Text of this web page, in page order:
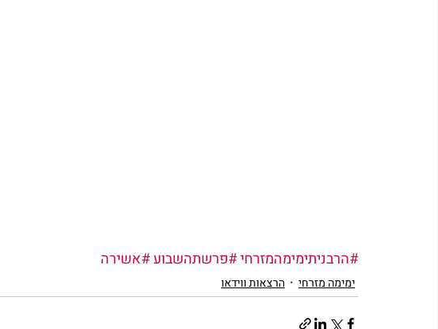
#הרבניתימימהמזרחי#פרשתהשבוע#אשירה
ימימה מזרחי הרצאות ווידאו